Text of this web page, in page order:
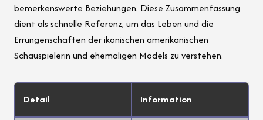
bemerkenswerte Beziehungen. Diese Zusammenfassung
dient als schnelle Referenz, um das Leben und die
Errungenschaften der ikonischen amerikanischen
Schauspielerin und ehemaligen Models zu verstehen.
Detail Information